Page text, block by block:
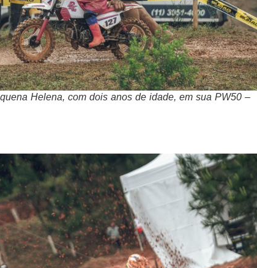
Helena, com dois anos de idade, em sua PW50 –